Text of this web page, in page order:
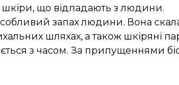
шкіри, що відпадають з людини.
запах людини. Вона
шляхах, а також шкіряні
з часом. За припущеннями